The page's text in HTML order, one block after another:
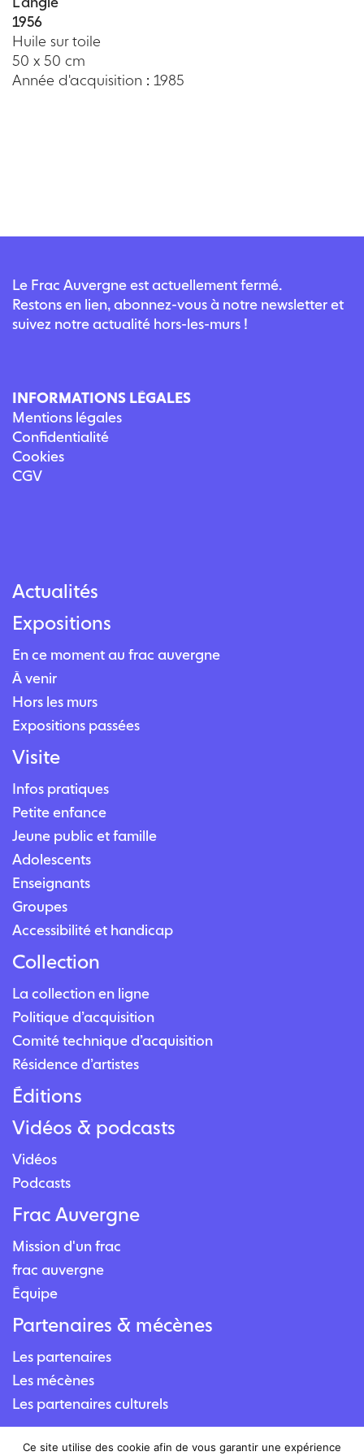
1956
Huile sur toile
50 x 50 cm
Année d'acquisition : 1985
Le Frac Auvergne est actuellement fermé.
Restons en lien, abonnez-vous à notre newsletter et
suivez notre actualité hors-les-murs !
INFORMATIONS LÉGALES
Mentions légales
Confidentialité
Cookies
CGV
Actualités
Expositions
En ce moment au frac auvergne
À venir
Hors les murs
Expositions passées
Visite
Infos pratiques
Petite enfance
Jeune public et famille
Adolescents
Enseignants
Groupes
Accessibilité et handicap
Collection
La collection en ligne
Politique d’acquisition
Comité technique d’acquisition
Résidence d’artistes
Éditions
Vidéos & podcasts
Vidéos
Podcasts
Frac Auvergne
Mission d'un frac
frac auvergne
Équipe
Partenaires & mécènes
Les partenaires
Les mécènes
Les partenaires culturels
Ce site utilise des cookie afin de vous garantir une expérience